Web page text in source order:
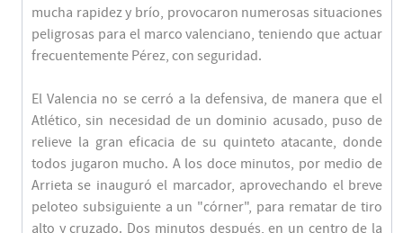
mucha rapidez y brío, provocaron numerosas situaciones
peligrosas para el marco valenciano, teniendo que actuar
frecuentemente Pérez, con seguridad.
El Valencia no se cerró a la defensiva, de manera que el
Atlético, sin necesidad de un dominio acusado, puso de
relieve la gran eficacia de su quinteto atacante, donde
todos jugaron mucho. A los doce minutos, por medio de
Arrieta se inauguró el marcador, aprovechando el breve
peloteo subsiguiente a un "córner", para rematar de tiro
alto y cruzado. Dos minutos después, en un centro de la